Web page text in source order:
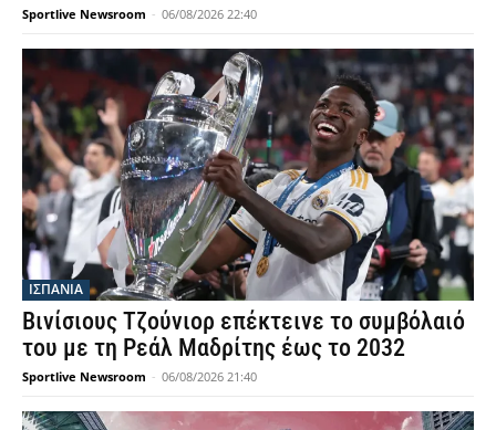
Sportlive Newsroom - 06/08/2026 22:40
ΙΣΠΑΝΙΑ
Βινίσιους Τζούνιορ επέκτεινε το συμβόλαιό
του με τη Ρεάλ Μαδρίτης έως το 2032
Sportlive Newsroom - 06/08/2026 21:40